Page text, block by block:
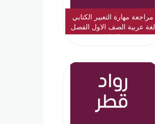
مراجعة مهارة التعبير الكتابي
لغة عربية الصف الاول الفصل